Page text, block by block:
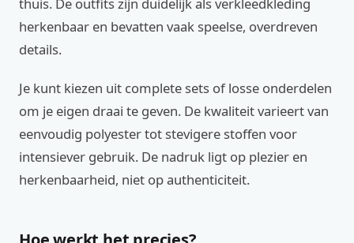
herkenbaar en bevatten vaak speelse, overdreven
details.
Je kunt kiezen uit complete sets of losse onderdelen
om je eigen draai te geven. De kwaliteit varieert van
eenvoudig polyester tot stevigere stoffen voor
intensiever gebruik. De nadruk ligt op plezier en
herkenbaarheid, niet op authenticiteit.